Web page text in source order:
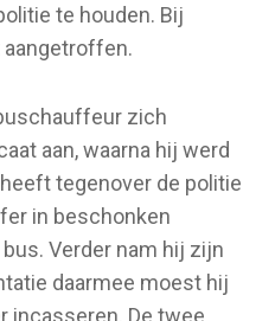
te houden. Bij
zich
aan, waarna hij werd
tegenover de politie
in beschonken
Verder nam hij zijn
daarmee moest hij
incasseren. De twee